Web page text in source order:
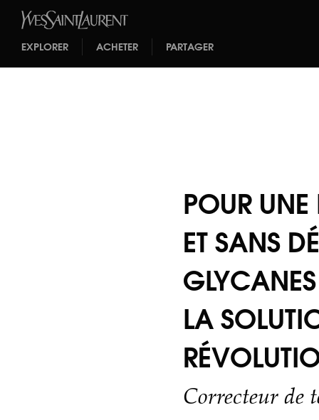
EXPLORER ACHETER PARTAGER
POUR UNE
ET SANS
GLYCANES
LA
Correcteur de